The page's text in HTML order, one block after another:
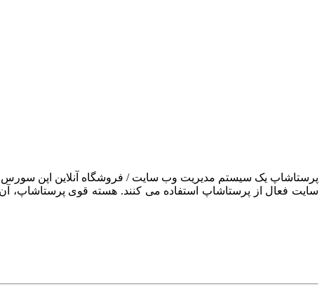
سایت فعال از پرستاشاپ استفاده می کنند. هسته قوی پرستاشاپ، آن